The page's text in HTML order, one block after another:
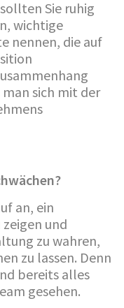
Sie ruhig
wichtige
nennen, die auf
sich mit der
an, ein
und
zu wahren,
zu lassen. Denn
bereits alles
gesehen.